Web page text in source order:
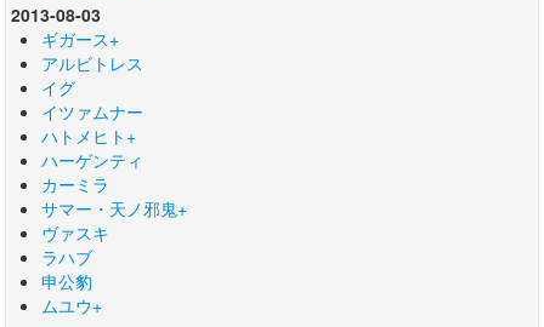
2013-08-03
ギガース+
アルビトレス
イグ
イツァムナー
ハトメヒト+
ハーゲンティ
カーミラ
サマー・天ノ邪鬼+
ヴァスキ
ラハブ
申公豹
ムユウ+